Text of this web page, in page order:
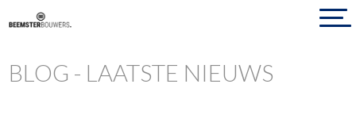
BLOG - LAATSTE NIEUWS